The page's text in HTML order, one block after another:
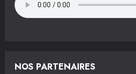
NOS PARTENAIRES